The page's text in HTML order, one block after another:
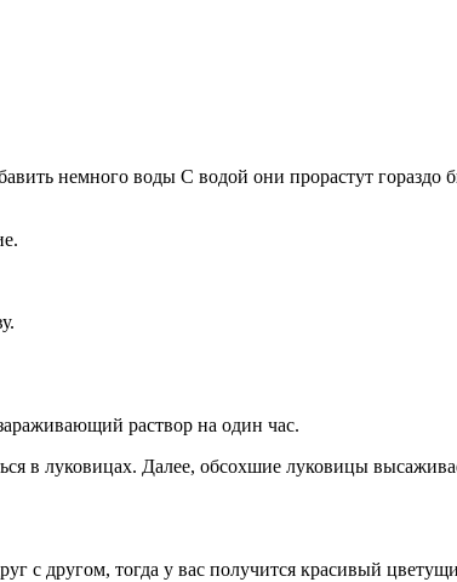
немного воды С водой они прорастут гораздо
раствор на один час.
в луковицах. Далее, обсохшие луковицы
с другом, тогда у вас получится красивый